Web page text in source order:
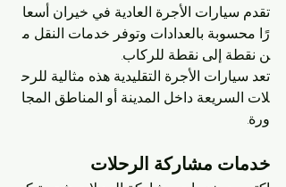
تقدم سيارات الأجرة العادية في خيران أسعا
رًا محسوبة بالعدادات وتوفر خدمات النقل م
ن نقطة إلى نقطة للركاب.
تعد سيارات الأجرة التقليدية هذه مثالية للرح
لات السريعة داخل المدينة أو المناطق المجا
ورة.
خدمات مشاركة الرحلات